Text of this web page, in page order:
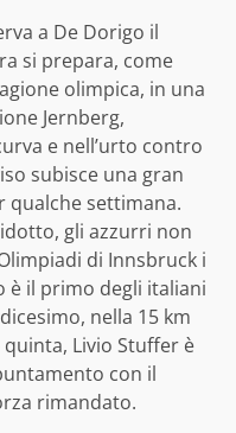
a De Dorigo il
si prepara, come
olimpica, in una
Jernberg,
e nell’urto contro
subisce una gran
qualche settimana.
gli azzurri non
di Innsbruck i
è il primo degli italiani
nella 15 km
Livio Stuffer è
con il
rimandato.